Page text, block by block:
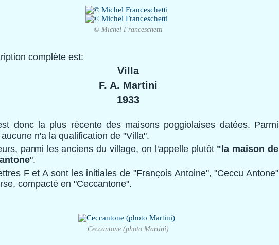
© Michel Franceschetti
complète est:
Villa
F. A. Martini
1933
donc la plus récente des maisons poggiolaises datées. Parmi
n'a la qualification de "Villa".
parmi les anciens du village, on l'appelle plutôt "la maison de
".
F et A sont les initiales de "François Antoine", "Ceccu Antone"
compacté en "Ceccantone".
Ceccantone (photo Martini)